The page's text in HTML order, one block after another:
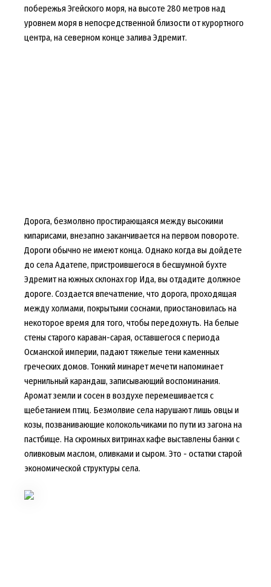
побережья Эгейского моря, на высоте 280 метров над
уровнем моря в непосредственной близости от курортного
центра, на северном конце залива Эдремит.
Дорога, безмолвно простирающаяся между высокими
кипарисами, внезапно заканчивается на первом повороте.
Дороги обычно не имеют конца. Однако когда вы дойдете
до села Адатепе, пристроившегося в бесшумной бухте
Эдремит на южных склонах гор Ида, вы отдадите должное
дороге. Создается впечатление, что дорога, проходящая
между холмами, покрытыми соснами, приостановилась на
некоторое время для того, чтобы передохнуть. На белые
стены старого караван-сарая, оставшегося с периода
Османской империи, падают тяжелые тени каменных
греческих домов. Тонкий минарет мечети напоминает
чернильный карандаш, записывающий воспоминания.
Аромат земли и сосен в воздухе перемешивается с
щебетанием птиц. Безмолвие села нарушают лишь овцы и
козы, позванивающие колокольчиками по пути из загона на
пастбище. На скромных витринах кафе выставлены банки с
оливковым маслом, оливками и сыром. Это - остатки старой
экономической структуры села.